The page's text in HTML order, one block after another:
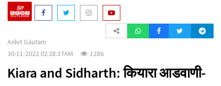
n
Ankit Gautam
30-11-2022 02:28:37AM
1286
Kiara and Sidharth: कियारा आडवाणी-